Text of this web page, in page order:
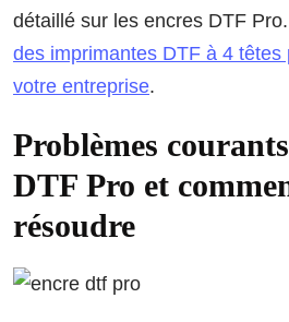
détaillé sur les encres DTF Pro.
des imprimantes DTF à 4
votre entreprise.
Problèmes
DTF Pro et
résoudre